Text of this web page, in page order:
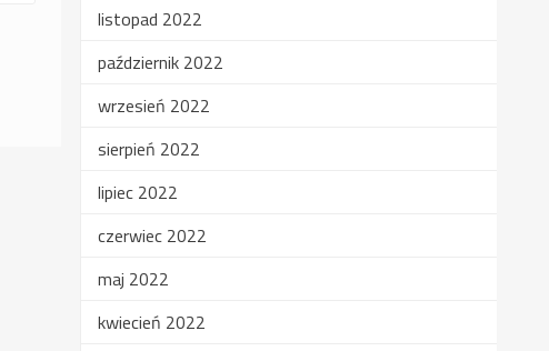
listopad 2022
październik 2022
wrzesień 2022
sierpień 2022
lipiec 2022
czerwiec 2022
maj 2022
kwiecień 2022